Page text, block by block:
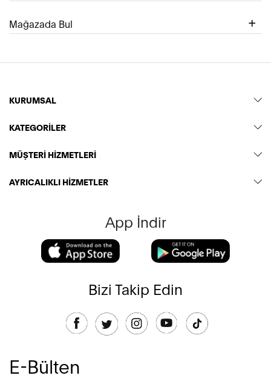
Mağazada Bul
KURUMSAL
KATEGORİLER
MÜŞTERİ HİZMETLERİ
AYRICALIKLI HİZMETLER
App İndir
Bizi Takip Edin
E-Bülten